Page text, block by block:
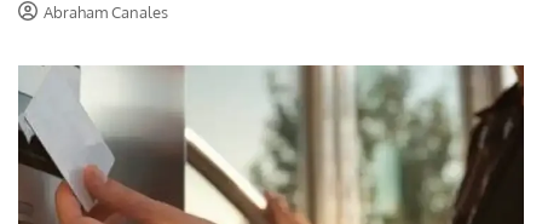
Abraham Canales